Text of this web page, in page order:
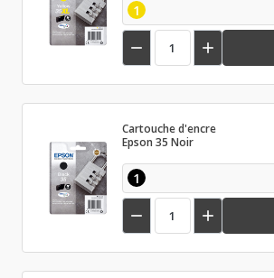
1
 
Cartouche d'encre
Epson 35 Noir
1
 